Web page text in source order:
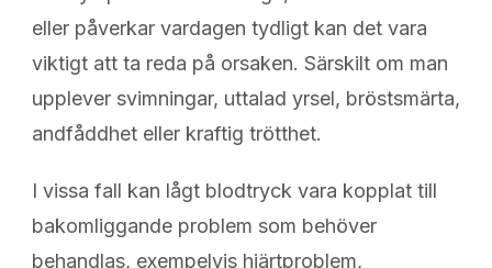
eller påverkar vardagen tydligt kan det vara
viktigt att ta reda på orsaken. Särskilt om man
upplever svimningar, uttalad yrsel, bröstsmärta,
andfåddhet eller kraftig trötthet.
I vissa fall kan lågt blodtryck vara kopplat till
bakomliggande problem som behöver
behandlas, exempelvis hjärtproblem,